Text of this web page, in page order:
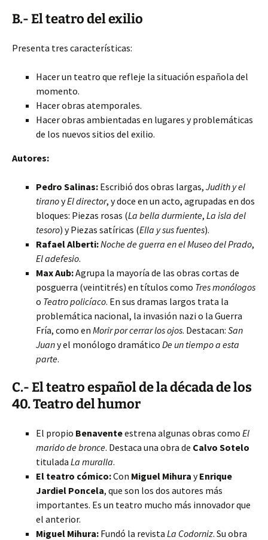
B.- El teatro del exilio
Presenta tres características:
Hacer un teatro que refleje la situación española del
momento.
Hacer obras atemporales.
Hacer obras ambientadas en lugares y problemáticas
de los nuevos sitios del exilio.
Autores:
Pedro Salinas: Escribió dos obras largas, Judith y el
tiranoyEl director, y doce en un acto, agrupadas en dos
bloques: Piezas rosas (La bella durmiente, La isla del
tesoro) y Piezas satíricas (Ella y sus fuentes).
Rafael Alberti:Noche de guerra en el Museo del Prado,
El adefesio.
Max Aub:Agrupa la mayoría de las obras cortas de
posguerra (veintitrés) en títulos como Tres monólogos
o Teatro policíaco. En sus dramas largos trata la
problemática nacional, la invasión nazi o la Guerra
Fría, como en Morir por cerrar los ojos. Destacan: San
Juany el monólogo dramático De un tiempo a esta
parte.
C.- El teatro español de la década de los
40. Teatro del humor
El propio Benaventeestrena algunas obras como El
marido de bronce. Destaca una obra de Calvo Sotelo
titulada La muralla.
El teatro cómico:Con Miguel Mihura yEnrique
Jardiel Poncela, que son los dos autores más
importantes. Es un teatro mucho más innovador que
el anterior.
Miguel Mihura: Fundó la revista La Codorniz. Su obra